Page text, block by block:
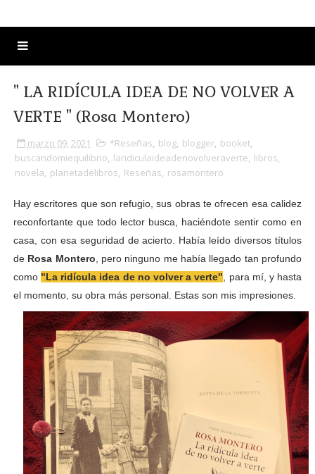
" LA RIDÍCULA IDEA DE NO VOLVER A
VERTE " (Rosa Montero)
marzo 09, 2021 *Reseñas, blog, blogger, booket,
buscandomiequilibrio, laridiculaideadenovolveraverte, libros,
novela, planetadelibros, Reseñas, rosamontero
Hay escritores que son refugio, sus obras te ofrecen esa calidez
reconfortante que todo lector busca, haciéndote sentir como en
casa, con esa seguridad de acierto. Había leído diversos títulos
de Rosa Montero, pero ninguno me había llegado tan profundo
como "La ridícula idea de no volver a verte", para mí, y hasta
el momento, su obra más personal. Estas son mis impresiones.